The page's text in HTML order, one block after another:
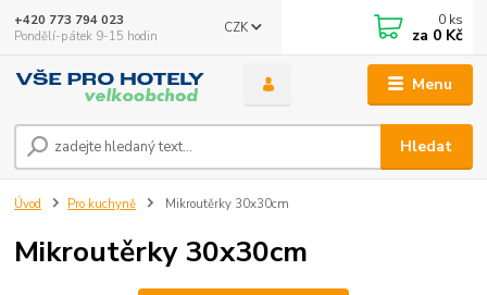
Menu
CZK
Hledat
+420 773 794 023
Pondělí-pátek 9-15 hodin
0 ks
za 0 Kč
Úvod Pro kuchyně Mikroutěrky 30x30cm
Mikroutěrky 30x30cm